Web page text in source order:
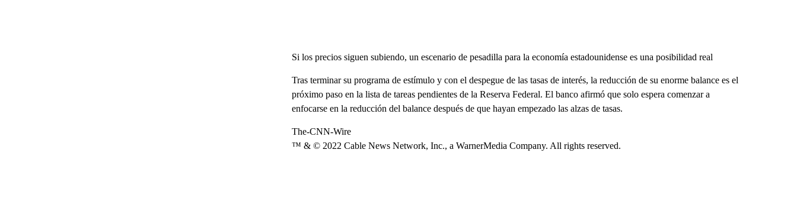
Si los precios siguen subiendo, un escenario de pesadilla para la economía estadounidense es una posibilidad real
Tras terminar su programa de estímulo y con el despegue de las tasas de interés, la reducción de su enorme balance es el
próximo paso en la lista de tareas pendientes de la Reserva Federal. El banco afirmó que solo espera comenzar a
enfocarse en la reducción del balance después de que hayan empezado las alzas de tasas.
The-CNN-Wire
™ & © 2022 Cable News Network, Inc., a WarnerMedia Company. All rights reserved.